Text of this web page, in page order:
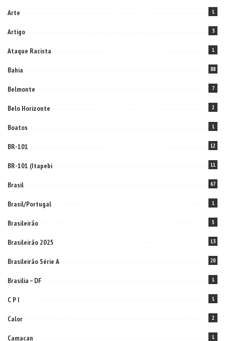
Arte 1
Artigo 3
Ataque Racista 1
Bahia 88
Belmonte 7
Belo Horizonte 2
Boatos 1
BR-101 12
BR-101 (Itapebi 11
Brasil 67
Brasil/Portugal 1
Brasileirão 5
Brasileirão 2025 13
Brasileirão Série A 20
Brasilia – DF 1
C P I 1
Calor 2
Camacan 1